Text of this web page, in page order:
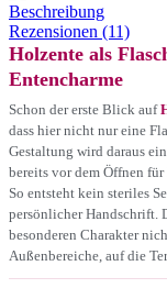
Beschreibung
Rezensionen (11)
Holzente als
Entencharme
Schon der erste Blick auf
dass hier nicht nur eine
Gestaltung wird daraus
bereits vor dem Öffnen
So entsteht kein steriles
persönlicher Handschrift.
besonderen Charakter
Außenbereiche, auf die